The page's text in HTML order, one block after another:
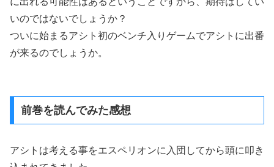
いのではないでしょうか？
ついに始まるアシト初のベンチ入りゲームでアシトに出番
が来るのでしょうか。
前巻を読んでみた感想
アシトは考える事をエスペリオンに入団してから頭に叩き